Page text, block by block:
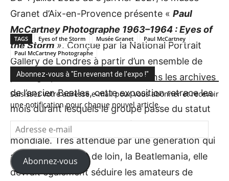
Granet d’Aix-en-Provence présente « Paul
McCartney Photographe 1963–1964 : Eyes of
the Storm ». Conçue par la National Portrait
Gallery de Londres à partir d’un ensemble de
photographies redécouvertes dans les archives
de l’ancien Beatles, cette exposition retrace les
mois durant lesquels le groupe passe du statut
de phénomène britannique à celui d’icône
mondiale. Très attendue par une génération qui
a vécu, de près ou de loin, la Beatlemania, elle
devrait également séduire les amateurs de
TAGS Eyes of the Storm Musée Granet
Paul McCartney
Paul McCartney Photographe
Abonnez-vous à "En revenant de l'expo !"
Saisissez votre adresse e-mail pour vous abonner et recevoir
une notification pour chaque nouvel article.
Adresse
e-
mail
Abonnez-vous